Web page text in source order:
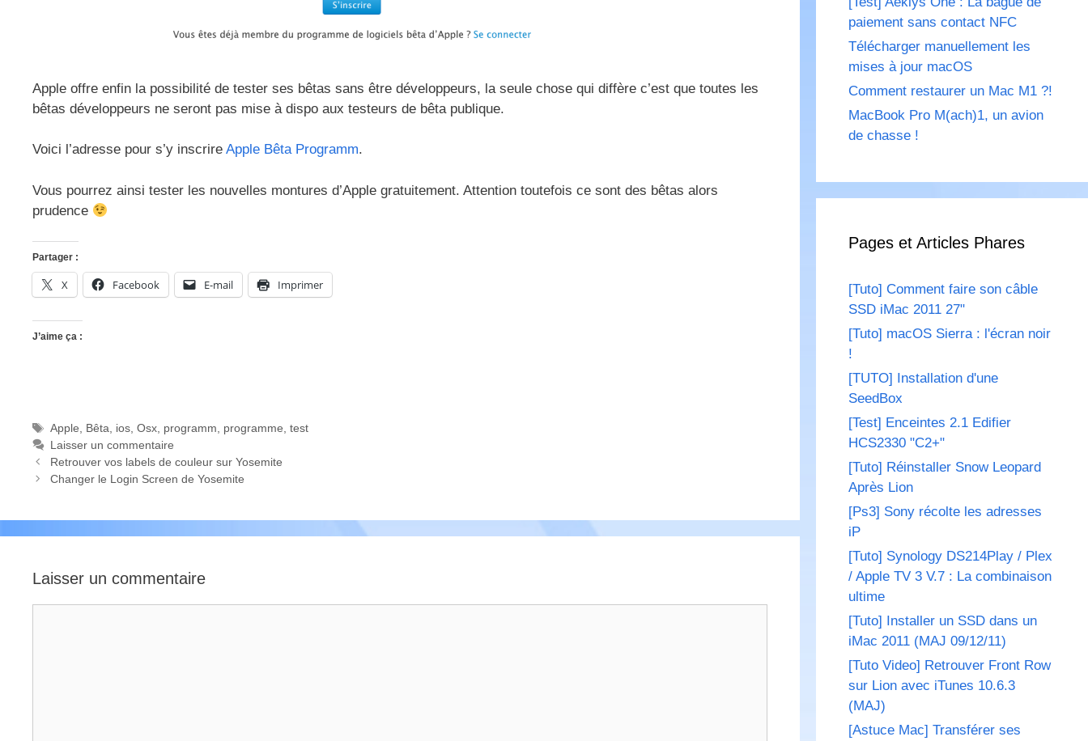
Apple offre enfin la possibilité de tester ses bêtas sans être développeurs, la seule chose qui diffère c’est que toutes les
bêtas développeurs ne seront pas mise à dispo aux testeurs de bêta publique.
Voici l’adresse pour s’y inscrire Apple Bêta Programm.
Vous pourrez ainsi tester les nouvelles montures d’Apple gratuitement. Attention toutefois ce sont des bêtas alors
prudence
Partager :
X Facebook E-mail Imprimer
J’aime ça :
Étiquettes
Apple, Bêta, ios, Osx, programm, programme, test
Laisser un commentaire
Retrouver vos labels de couleur sur Yosemite
Changer le Login Screen de Yosemite
Laisser un commentaire
paiement sans contact NFC
Télécharger manuellement les
mises à jour macOS
Comment restaurer un Mac M1 ?!
MacBook Pro M(ach)1, un avion
de chasse !
Pages et Articles Phares
[Tuto] Comment faire son câble
SSD iMac 2011 27"
[Tuto] macOS Sierra : l'écran noir
!
[TUTO] Installation d'une
SeedBox
[Test] Enceintes 2.1 Edifier
HCS2330 "C2+"
[Tuto] Réinstaller Snow Leopard
Après Lion
[Ps3] Sony récolte les adresses
iP
[Tuto] Synology DS214Play / Plex
/ Apple TV 3 V.7 : La combinaison
ultime
[Tuto] Installer un SSD dans un
iMac 2011 (MAJ 09/12/11)
[Tuto Video] Retrouver Front Row
sur Lion avec iTunes 10.6.3
(MAJ)
[Astuce Mac] Transférer ses